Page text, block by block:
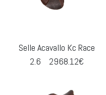
Selle Acavallo Kc Race
2.6 2968.12€